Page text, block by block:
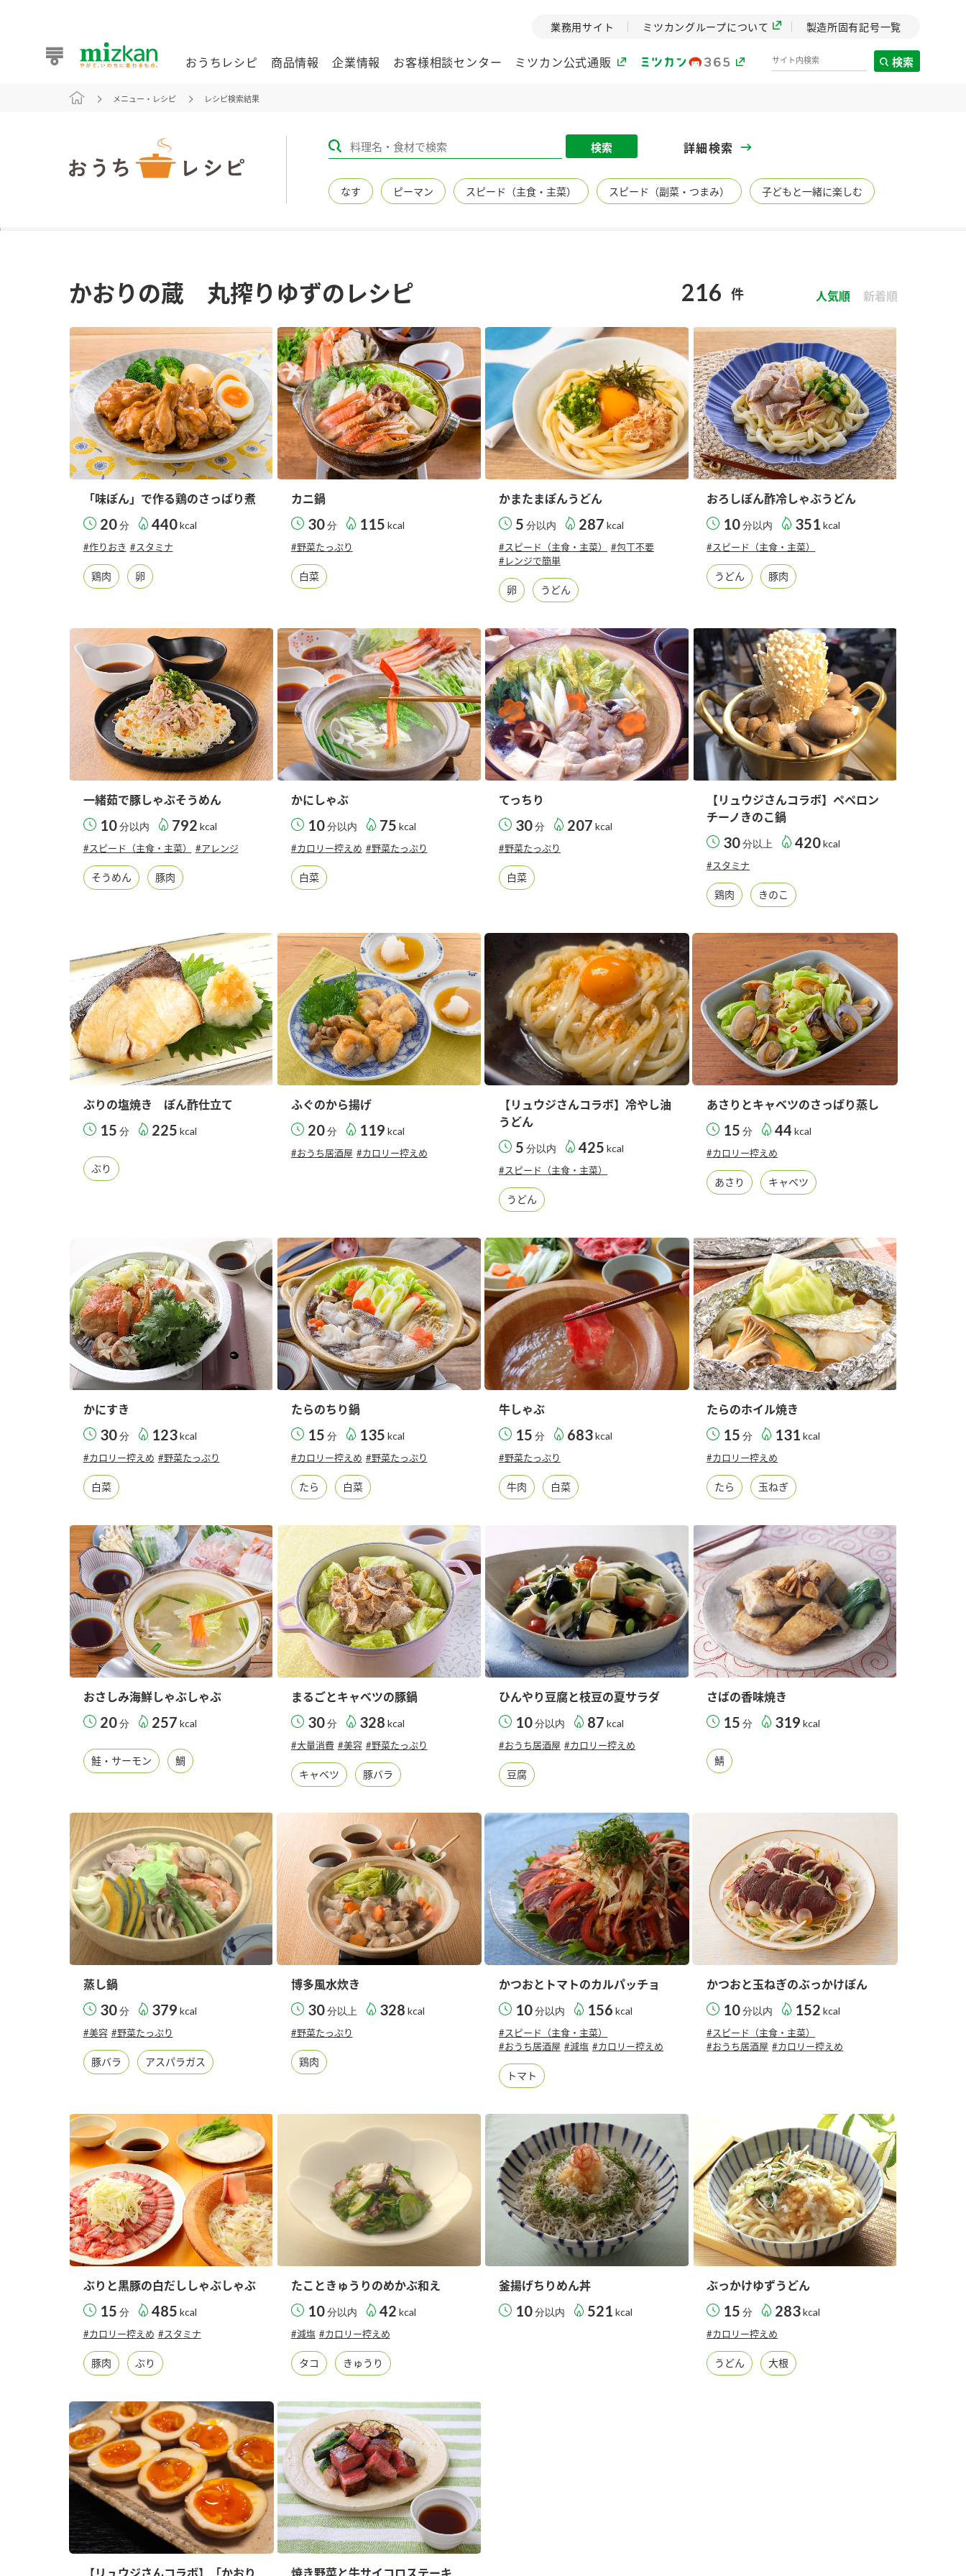
業務用サイト
おうちレシピ
おうちレシピ トップ
商品情報
酢 調味酢 鍋用調味料 たれ
スープ 中華 クイック調味料 レモン果汁 ふりかけ おすしの素 炊き込みご飯の素 米飯用調味液
Fibee（ファイビ
ー）
くらしプラ酢 カンタン酢 お酢ドリンク 味ぽん ぽん酢
お酢を知ろう！ すしラボ ぽん酢サワー 納豆の豆知識 鍋奉行マニュアル ミツカンのCM
企業情報
企業理念
ミツカングループの企
ミツカンの歴史
創業から現在までのミ
環境への取り組み
ミツカンの環境への取
す。
テーマとした社会貢献
活動を行っていまし
植物を可能な限りまる
セプトをご紹介しま
MIM（ミツカンミュ
ージアム）
ミツカンの酢づくりの
歴史などが学べる体験
型博物館です。
各部門が大切にして
いること
「未来ビジョン宣言」
実現に向けた各部門の
取り組みをご紹介しま
す。
おいしさと健康への
取り組み
ミツカンの研究成果と
おいしさと健康に役立
つ情報をご紹介しま
す。
ん酢工房」
お客様相談センター ミツカン公式通販
業務用サイト ミツカングループについて 製造所固有記号一覧
検索
メニュー・レシピ レシピ検索結果
検索 詳細検索
なす ピーマン スピード（主食・主菜） スピード（副菜・つまみ） 子どもと一緒に楽しむ
かおりの蔵 丸搾りゆずのレシピ 216 件 人気順 新着順
「味ぽん」で作る鶏のさっぱり煮
20分 440 kcal
#作りおき #スタミナ
鶏肉 卵
カニ鍋
30分 115 kcal
#野菜たっぷり
白菜
かまたまぽんうどん
5 分以内 287 kcal
#スピード（主食・主菜）
#包丁不要
#レンジで簡単
卵 うどん
おろしぽん酢冷しゃぶうどん
10分以内 351 kcal
#スピード（主食・主菜）
うどん 豚肉
一緒茹で豚しゃぶそうめん
10分以内 792 kcal
#スピード（主食・主菜） #アレンジ
そうめん 豚肉
かにしゃぶ
10分以内 75 kcal
#カロリー控えめ #野菜たっぷり
白菜
てっちり
30分 207 kcal
#野菜たっぷり
白菜
【リュウジさんコラボ】ペペロン
チーノきのこ鍋
30分以上 420kcal
#スタミナ
鶏肉 きのこ
ぶりの塩焼き ぽん酢仕立て
15 分 225 kcal
ぶり
ふぐのから揚げ
20分 119 kcal
#おうち居酒屋 #カロリー控えめ
【リュウジさんコラボ】冷やし油
うどん
5 分以内 425 kcal
#スピード（主食・主菜）
うどん
あさりとキャベツのさっぱり蒸し
15 分 44 kcal
#カロリー控えめ
あさり キャベツ
かにすき
30分 123 kcal
#カロリー控えめ #野菜たっぷり
白菜
たらのちり鍋
15 分 135 kcal
#カロリー控えめ #野菜たっぷり
たら 白菜
牛しゃぶ
15 分 683kcal
#野菜たっぷり
牛肉 白菜
たらのホイル焼き
15 分 131 kcal
#カロリー控えめ
たら 玉ねぎ
おさしみ海鮮しゃぶしゃぶ
20分 257 kcal
鮭・サーモン 鯛
まるごとキャベツの豚鍋
30分 328 kcal
#大量消費 #美容 #野菜たっぷり
キャベツ 豚バラ
ひんやり豆腐と枝豆の夏サラダ
10分以内 87 kcal
#おうち居酒屋 #カロリー控えめ
豆腐
さばの香味焼き
15 分 319 kcal
鯖
蒸し鍋
30分 379 kcal
#美容 #野菜たっぷり
豚バラ アスパラガス
博多風水炊き
30分以上 328 kcal
#野菜たっぷり
鶏肉
かつおとトマトのカルパッチョ
10分以内 156 kcal
#スピード（主食・主菜）
#おうち居酒屋 #減塩 #カロリー控えめ
トマト
かつおと玉ねぎのぶっかけぽん
10分以内 152 kcal
#スピード（主食・主菜）
#おうち居酒屋 #カロリー控えめ
ぶりと黒豚の白だししゃぶしゃぶ
15 分 485 kcal
#カロリー控えめ #スタミナ
豚肉 ぶり
たこときゅうりのめかぶ和え
10分以内 42 kcal
#減塩 #カロリー控えめ
タコ きゅうり
釜揚げちりめん丼
10分以内 521 kcal
ぶっかけゆずうどん
15 分 283kcal
#カロリー控えめ
うどん 大根
【リュウジさんコラボ】「かおり 焼き野菜と牛サイコロステーキ